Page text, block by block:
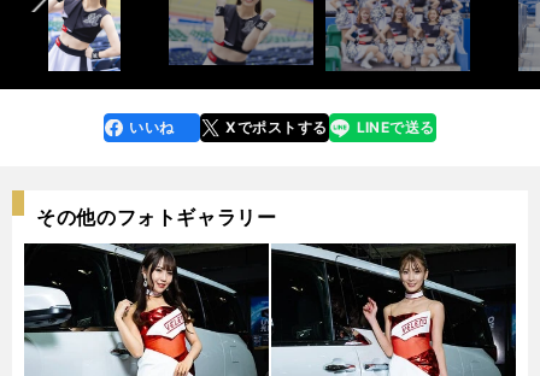
faceboo
k
いいね Xでポストする
line LINEで送る
その他のフォトギャラリー